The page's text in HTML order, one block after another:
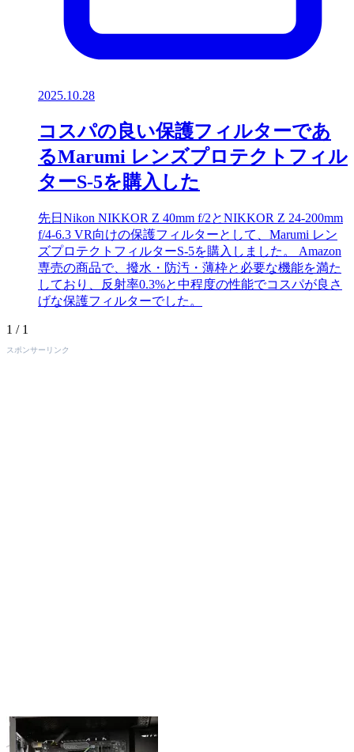
2025.10.28
コスパの良い保護フィルターであ
るMarumi レンズプロテクトフィル
ターS-5を購入した
先日Nikon NIKKOR Z 40mm f/2とNIKKOR Z 24-200mm
f/4-6.3 VR向けの保護フィルターとして、Marumi レン
ズプロテクトフィルターS-5を購入しました。 Amazon
専売の商品で、撥水・防汚・薄枠と必要な機能を満た
しており、反射率0.3%と中程度の性能でコスパが良さ
げな保護フィルターでした。
1 / 1
スポンサーリンク